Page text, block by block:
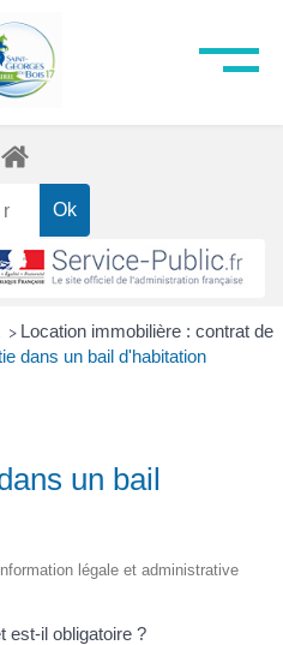
> Location immobilière : contrat de
dans un bail d'habitation
un bail
légale et administrative
est-il obligatoire ?